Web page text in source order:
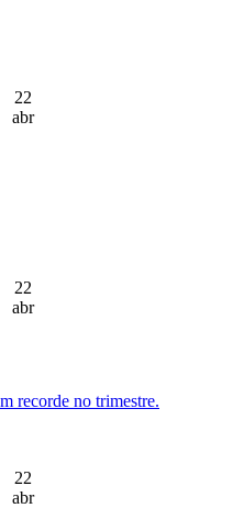
22
abr
22
abr
recorde no trimestre.
22
abr